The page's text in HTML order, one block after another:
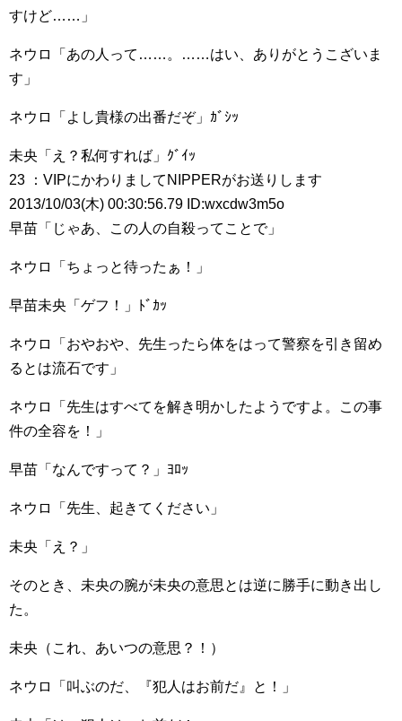
すけど……」
ネウロ「あの人って……。……はい、ありがとうこざいま
す」
ネウロ「よし貴様の出番だぞ」ｶﾞｼｯ
未央「え？私何すれば」ｸﾞｲｯ
23 ：VIPにかわりましてNIPPERがお送りします
2013/10/03(木) 00:30:56.79 ID:wxcdw3m5o
早苗「じゃあ、この人の自殺ってことで」
ネウロ「ちょっと待ったぁ！」
早苗未央「ゲフ！」ﾄﾞｶｯ
ネウロ「おやおや、先生ったら体をはって警察を引き留め
るとは流石です」
ネウロ「先生はすべてを解き明かしたようですよ。この事
件の全容を！」
早苗「なんですって？」ﾖﾛｯ
ネウロ「先生、起きてください」
未央「え？」
そのとき、未央の腕が未央の意思とは逆に勝手に動き出し
た。
未央（これ、あいつの意思？！）
ネウロ「叫ぶのだ、『犯人はお前だ』と！」